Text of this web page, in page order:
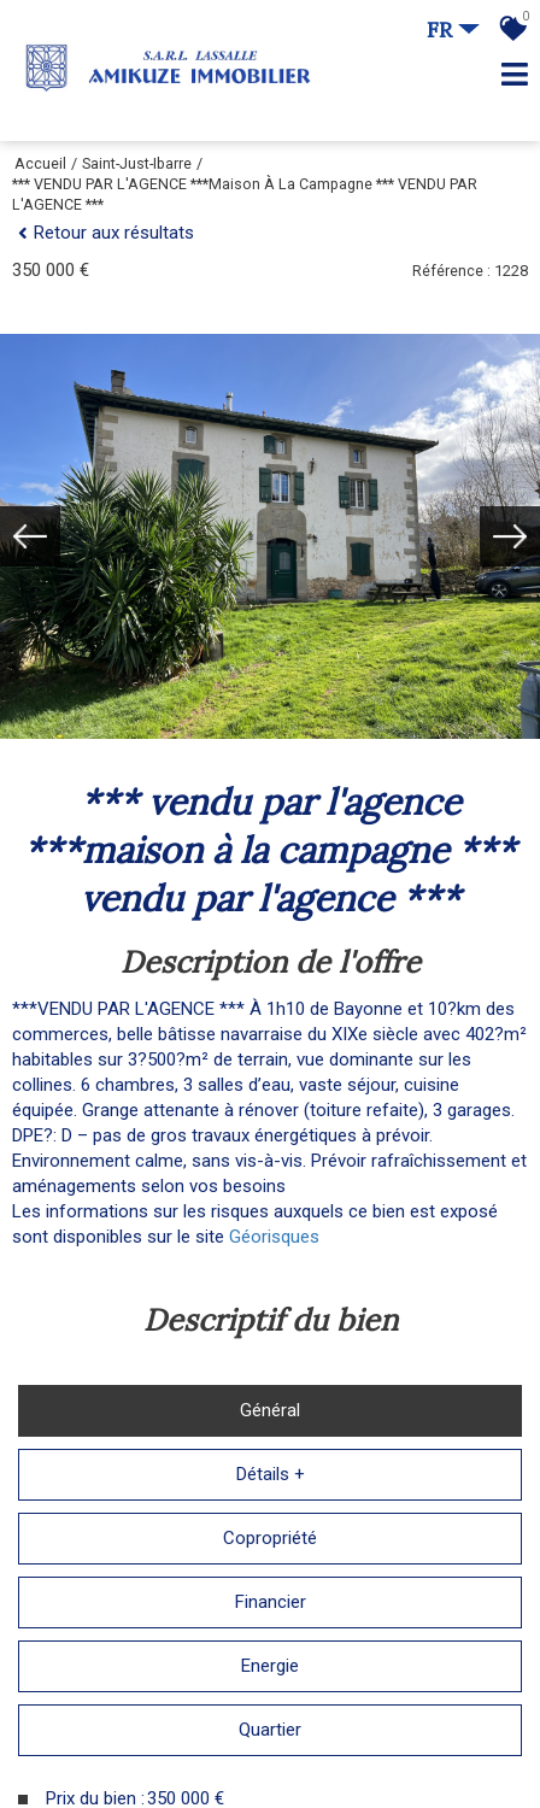
FR 0
Accueil
Saint-Just-Ibarre
*** VENDU PAR L'AGENCE ***Maison À La Campagne *** VENDU PAR
L'AGENCE ***
Retour aux résultats
350 000 €
Référence : 1228
*** vendu par l'agence
***maison à la campagne ***
vendu par l'agence ***
description de l'offre
***VENDU PAR L'AGENCE *** À 1h10 de Bayonne et 10?km des
commerces, belle bâtisse navarraise du XIXe siècle avec 402?m²
habitables sur 3?500?m² de terrain, vue dominante sur les
collines. 6 chambres, 3 salles d’eau, vaste séjour, cuisine
équipée. Grange attenante à rénover (toiture refaite), 3 garages.
DPE?: D – pas de gros travaux énergétiques à prévoir.
Environnement calme, sans vis-à-vis. Prévoir rafraîchissement et
aménagements selon vos besoins
Les informations sur les risques auxquels ce bien est exposé
sont disponibles sur le site Géorisques
descriptif du bien
Général
Détails +
Copropriété
Financier
Energie
Quartier
Prix du bien :350 000 €